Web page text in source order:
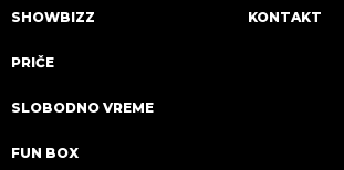
SHOWBIZZ
PRIČE
SLOBODNO VREME
FUN BOX
KONTAKT